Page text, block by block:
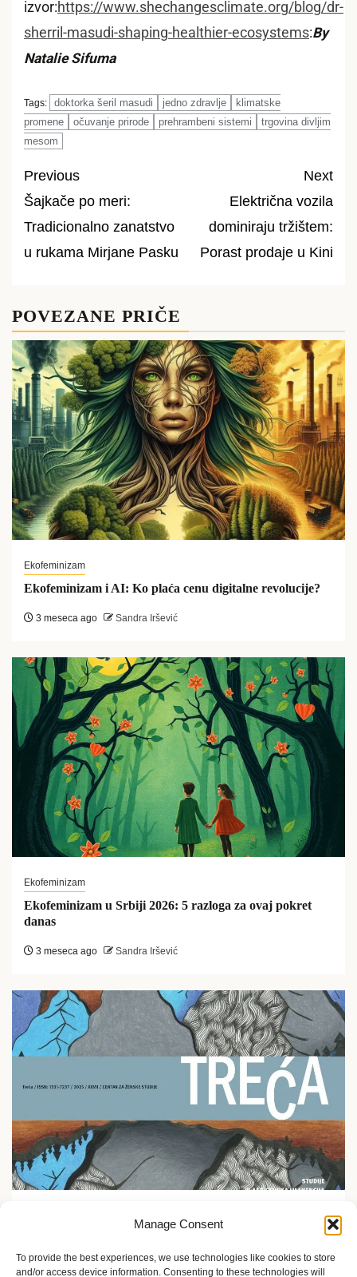
Manage Consent
To provide the best experiences, we use technologies like cookies to store
and/or access device information. Consenting to these technologies will
izvor:https://www.shechangesclimate.org/blog/dr-
sherril-masudi-shaping-healthier-ecosystems:By
Natalie Sifuma
Tags: doktorka šeril masudi jedno zdravlje
klimatske
promene
očuvanje prirode prehrambeni sistemi
trgovina divljim
mesom
Post
navigation
Previous
Šajkače po meri:
Tradicionalno zanatstvo
u rukama Mirjane Pasku
Next
Električna vozila
dominiraju tržištem:
Porast prodaje u Kini
POVEZANE PRIČE
Ekofeminizam
Ekofeminizam i AI: Ko plaća cenu digitalne revolucije?
3 meseca ago Sandra Iršević
Ekofeminizam
Ekofeminizam u Srbiji 2026: 5 razloga za ovaj pokret
danas
3 meseca ago Sandra Iršević
Zagrebu